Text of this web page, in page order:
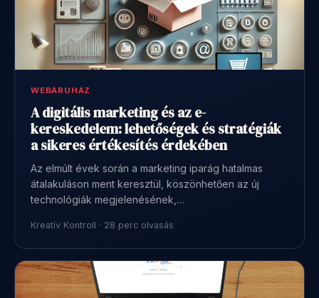
WEBÁRUHÁZ
A digitális marketing és az e-
kereskedelem: lehetőségek és stratégiák
a sikeres értékesítés érdekében
Az elmúlt évek során a marketing iparág hatalmas
átalakuláson ment keresztül, köszönhetően az új
technológiák megjelenésének,…
Kreatív Kontroll · 28 perc olvasás